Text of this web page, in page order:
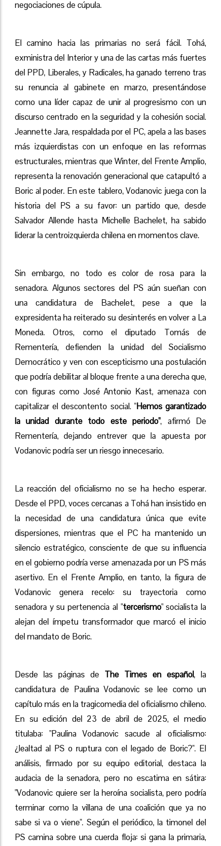
negociaciones de cúpula.
El camino hacia las primarias no será fácil. Tohá,
exministra del Interior y una de las cartas más fuertes
del PPD, Liberales, y Radicales, ha ganado terreno tras
su renuncia al gabinete en marzo, presentándose
como una líder capaz de unir al progresismo con un
discurso centrado en la seguridad y la cohesión social.
Jeannette Jara, respaldada por el PC, apela a las bases
más izquierdistas con un enfoque en las reformas
estructurales, mientras que Winter, del Frente Amplio,
representa la renovación generacional que catapultó a
Boric al poder. En este tablero, Vodanovic juega con la
historia del PS a su favor: un partido que, desde
Salvador Allende hasta Michelle Bachelet, ha sabido
liderar la centroizquierda chilena en momentos clave.
Sin embargo, no todo es color de rosa para la
senadora. Algunos sectores del PS aún sueñan con
una candidatura de Bachelet, pese a que la
expresidenta ha reiterado su desinterés en volver a La
Moneda. Otros, como el diputado Tomás de
Rementería, defienden la unidad del Socialismo
Democrático y ven con escepticismo una postulación
que podría debilitar al bloque frente a una derecha que,
con figuras como José Antonio Kast, amenaza con
capitalizar el descontento social. "Hemos garantizado
la unidad durante todo este periodo", afirmó De
Rementería, dejando entrever que la apuesta por
Vodanovic podría ser un riesgo innecesario.
La reacción del oficialismo no se ha hecho esperar.
Desde el PPD, voces cercanas a Tohá han insistido en
la necesidad de una candidatura única que evite
dispersiones, mientras que el PC ha mantenido un
silencio estratégico, consciente de que su influencia
en el gobierno podría verse amenazada por un PS más
asertivo. En el Frente Amplio, en tanto, la figura de
Vodanovic genera recelo: su trayectoria como
senadora y su pertenencia al "tercerismo" socialista la
alejan del ímpetu transformador que marcó el inicio
del mandato de Boric.
Desde las páginas de The Times en español, la
candidatura de Paulina Vodanovic se lee como un
capítulo más en la tragicomedia del oficialismo chileno.
En su edición del 23 de abril de 2025, el medio
titulaba: "Paulina Vodanovic sacude al oficialismo:
¿lealtad al PS o ruptura con el legado de Boric?". El
análisis, firmado por su equipo editorial, destaca la
audacia de la senadora, pero no escatima en sátira:
"Vodanovic quiere ser la heroína socialista, pero podría
terminar como la villana de una coalición que ya no
sabe si va o viene". Según el periódico, la timonel del
PS camina sobre una cuerda floja: si gana la primaria,